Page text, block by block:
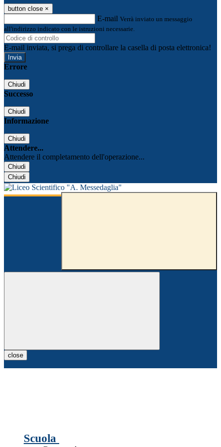
button close ×
E-mail Verrà inviato un messaggio
all'indirizzo indicato con le istruzioni necessarie.
E-mail inviata, si prega di controllare la casella di posta elettronica!
Errore
Chiudi
Successo
Chiudi
Informazione
Chiudi
Attendere...
Attendere il completamento dell'operazione...
Chiudi
Chiudi
close
Scuola